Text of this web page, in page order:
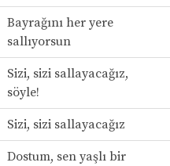
Bayrağını her yere
sallıyorsun
Sizi, sizi sallayacağız,
söyle!
Sizi, sizi sallayacağız
Dostum, sen yaşlı bir